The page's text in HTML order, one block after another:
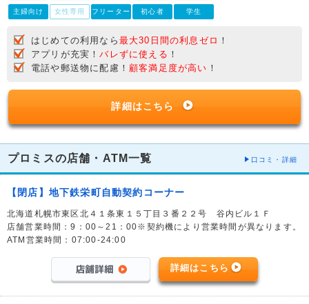
主婦向け 女性専用 フリーター 初心者 学生
はじめての利用なら 最大30日間の利息ゼロ ！
アプリが充実！バレずに使える ！
電話や郵送物に配慮！ 顧客満足度が高い ！
詳細はこちら
プロミスの店舗・ATM一覧 口コミ・詳細
【閉店】地下鉄栄町自動契約コーナー
北海道札幌市東区北４１条東１５丁目３番２２号 谷内ビル１Ｆ
店舗営業時間：9：00～21：00※契約機により営業時間が異なります。
ATM営業時間：07:00-24:00
詳細はこちら